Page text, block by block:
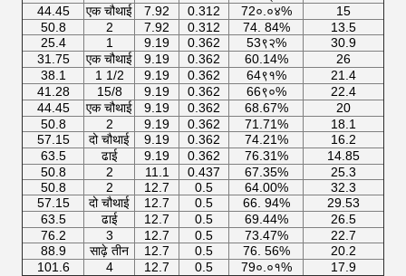
44.45
एक चौथाई 7.92 0.312 72०.०४%
15
50.8
2 7.92 0.312 74. 84%
13.5
25.4
1 9.19 0.362 53९२%
30.9
31.75
एक चौथाई 9.19 0.362 60.14%
26
38.1
1 1/2 9.19 0.362 64९१%
21.4
41.28
15/8 9.19 0.362 66९०%
22.4
44.45
एक चौथाई 9.19 0.362 68.67%
20
50.8
2 9.19 0.362 71.71%
18.1
57.15
दो चौथाई 9.19 0.362 74.21%
16.2
63.5
ढाई 9.19 0.362 76.31%
14.85
50.8
2 11.1 0.437 67.35%
25.3
50.8
2 12.7 0.5 64.00%
32.3
57.15
दो चौथाई 12.7 0.5 66. 94%
29.53
63.5
ढाई 12.7 0.5 69.44%
26.5
76.2
3 12.7 0.5 73.47%
22.7
88.9
साढ़े तीन 12.7 0.5 76. 56%
20.2
101.6
4 12.7 0.5 79०.०१% 17.9